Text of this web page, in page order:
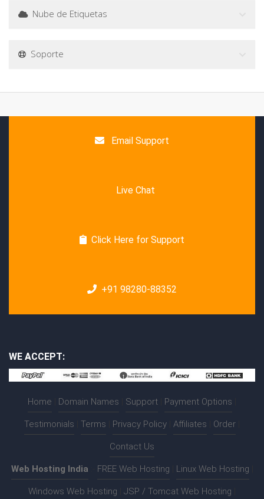
Nube de Etiquetas
Soporte
Email Support
Live Chat
Click Here for Support
+91 98280-88352
WE ACCEPT:
Home Domain Names Support Payment Options
Testimonials Terms Privacy Policy Affiliates Order
Contact Us
Web Hosting India FREE Web Hosting Linux Web Hosting
Windows Web Hosting JSP / Tomcat Web Hosting